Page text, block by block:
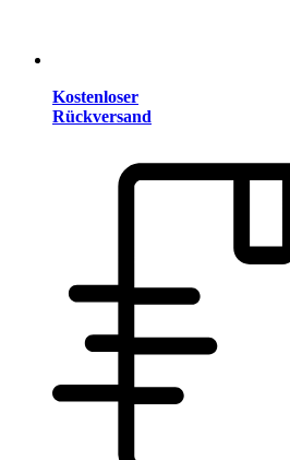
Kostenloser
Rückversand